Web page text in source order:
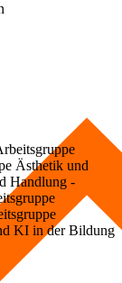
Ästhetik und
Handlung -
KI in der Bildung